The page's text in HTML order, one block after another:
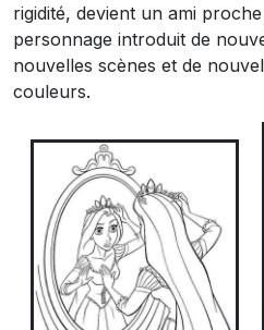
rigidité, devient un ami
personnage introduit de
nouvelles scènes et de
couleurs.